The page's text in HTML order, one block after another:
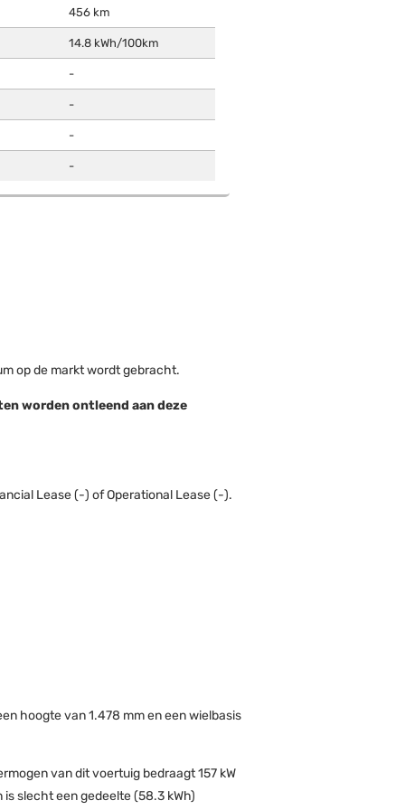
456 km
14.8 kWh/100km
-
-
-
-
op de markt wordt gebracht.
worden ontleend aan deze
Lease (-) of Operational Lease (-).
hoogte van 1.478 mm en een wielbasis
van dit voertuig bedraagt 157 kW
slecht een gedeelte (58.3 kWh)